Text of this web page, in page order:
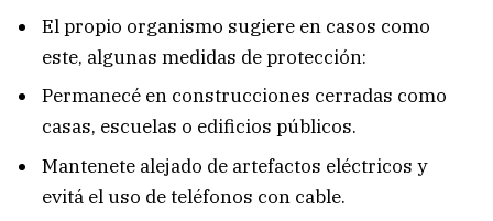
El propio organismo sugiere en casos como
este, algunas medidas de protección:
Permanecé en construcciones cerradas como
casas, escuelas o edificios públicos.
Mantenete alejado de artefactos eléctricos y
evitá el uso de teléfonos con cable.